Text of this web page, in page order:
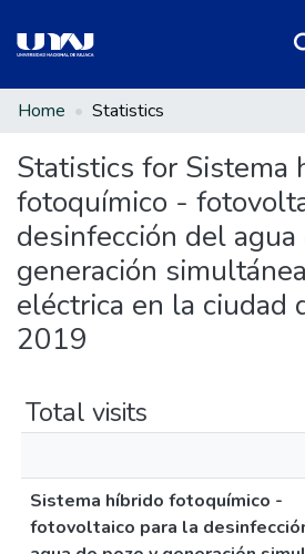
Communities & Collections
Home Statistics
Statistics for Sistema
fotoquímico -
desinfección del agua
generación
eléctrica en la ciudad
2019
Total visits
Sistema híbrido fotoquímico -
fotovoltaico para la